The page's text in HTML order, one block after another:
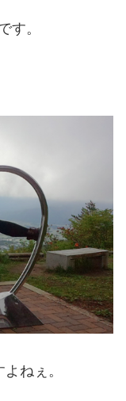
す。
ねぇ。